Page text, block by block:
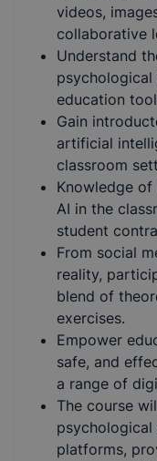
videos,
collaborative
Understand
education
Gain
artificial
classroom
Knowledge
AI in the
student
From social
reality,
blend of
exercises.
Empower
safe, and
a range of
The course
platforms,